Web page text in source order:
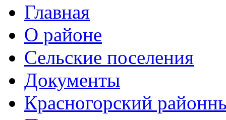
Главная
О районе
Сельские поселения
Документы
Красногорский